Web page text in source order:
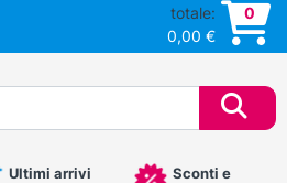
totale:
0,00 €
0
Ultimi arrivi
Sconti e